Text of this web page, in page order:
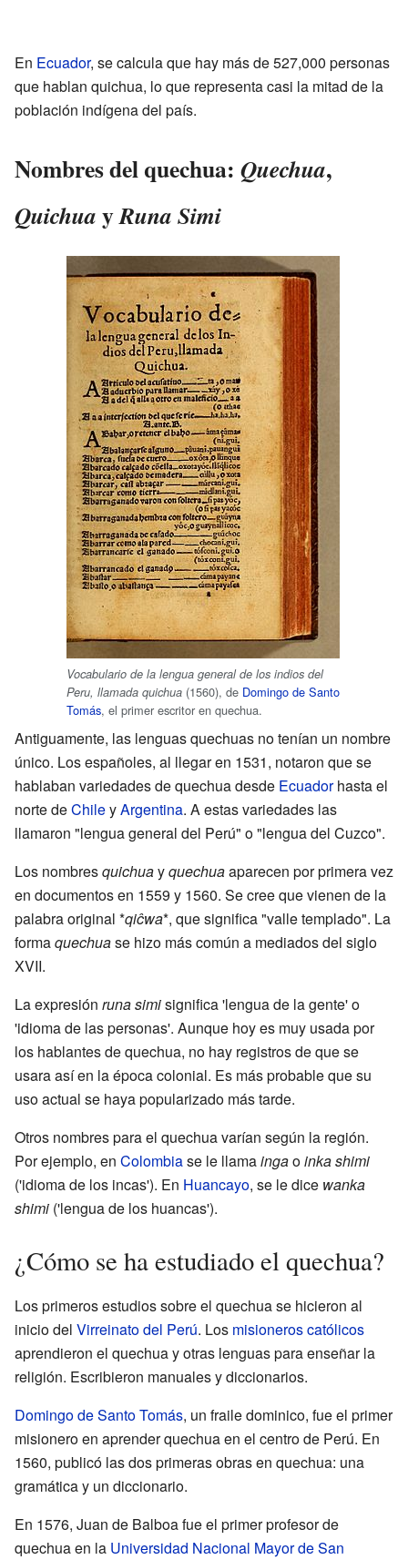
En Ecuador, se calcula que hay más de 527,000 personas
que hablan quichua, lo que representa casi la mitad de la
población indígena del país.
Nombres del quechua: Quechua,
QuichuayRuna Simi
Vocabulario de la lengua general de los indios del
Peru, llamada quichua (1560), de Domingo de Santo
Tomás, el primer escritor en quechua.
Antiguamente, las lenguas quechuas no tenían un nombre
único. Los españoles, al llegar en 1531, notaron que se
hablaban variedades de quechua desde Ecuadorhasta el
norte deChileyArgentina. A estas variedades las
llamaron "lengua general del Perú" o "lengua del Cuzco".
Los nombresquichuayquechuaaparecen por primera vez
en documentos en 1559 y 1560. Se cree que vienen de la
palabra original *qiĉwa*, que significa "valle templado". La
formaquechuase hizo más común a mediados del siglo
XVII.
La expresión runa simisignifica 'lengua de la gente' o
'idioma de las personas'. Aunque hoy es muy usada por
los hablantes de quechua, no hay registros de que se
usara así en la época colonial. Es más probable que su
uso actual se haya popularizado más tarde.
Otros nombres para el quechua varían según la región.
Por ejemplo, en Colombiase le llamaingaoinka shimi
('idioma de los incas'). En Huancayo, se le dice wanka
shimi ('lengua de los huancas').
¿Cómo se ha estudiado el quechua?
Los primeros estudios sobre el quechua se hicieron al
inicio del Virreinato del Perú. Los misioneroscatólicos
aprendieron el quechua y otras lenguas para enseñar la
religión. Escribieron manuales y diccionarios.
Domingo de Santo Tomás, un fraile dominico, fue el primer
misionero en aprender quechua en el centro de Perú. En
1560, publicó las dos primeras obras en quechua: una
gramática y un diccionario.
En 1576, Juan de Balboa fue el primer profesor de
quechua en la Universidad Nacional Mayor de San